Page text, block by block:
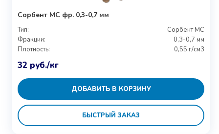
Сорбент МС фр. 0,3-0,7 мм
Тип:
Сорбент МС
Фракции:
0,3-0,7 мм
Плотность:
0,55 г/см3
32 руб./кг
ДОБАВИТЬ В КОРЗИНУ
БЫСТРЫЙ ЗАКАЗ